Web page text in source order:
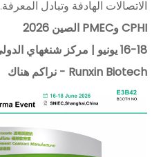
الاتصالات الهادفة وتبادل المعرفة.
CPHI وPMEC الصين 2026
16-18 يونيو | مركز شنغهاي الدولي للمعارض
Runxin Biotech - نراكم هناك